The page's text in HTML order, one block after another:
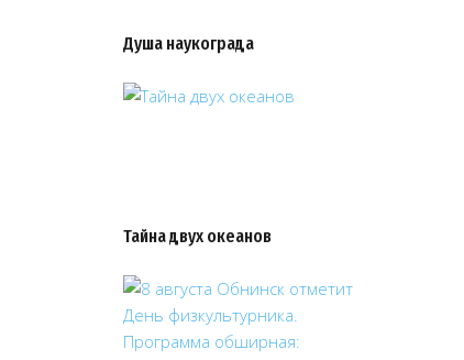
Душа наукограда
Тайна двух океанов